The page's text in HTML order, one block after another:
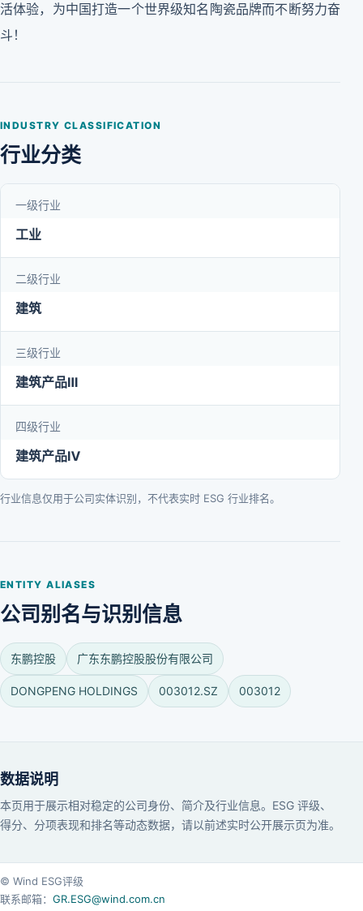
活体验，为中国打造一个世界级知名陶瓷品牌而不断努力奋
斗！
INDUSTRY CLASSIFICATION
行业分类
一级行业
工业
二级行业
建筑
三级行业
建筑产品Ⅲ
四级行业
建筑产品Ⅳ
行业信息仅用于公司实体识别，不代表实时 ESG 行业排名。
ENTITY ALIASES
公司别名与识别信息
东鹏控股 广东东鹏控股股份有限公司
DONGPENG HOLDINGS 003012.SZ 003012
数据说明
本页用于展示相对稳定的公司身份、简介及行业信息。ESG 评级、
得分、分项表现和排名等动态数据，请以前述实时公开展示页为准。
© Wind ESG评级
联系邮箱： GR.ESG@wind.com.cn